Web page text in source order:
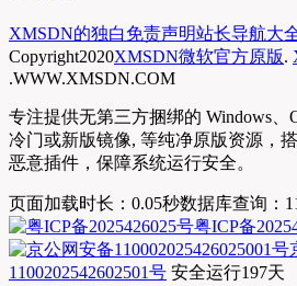
XMSDN的独白免责声明站长导航大
Copyright2020XMSDN微软官方原版.
.WWW.XMSDN.COM
专注提供无第三方捆绑的 Windows、
冷门或新版镜像, 等纯净原版资源，
恶意插件，保障系统运行安全。
页面加载时长：0.05秒数据库查询：
粤ICP备
1100202542602501号 安全运行197天